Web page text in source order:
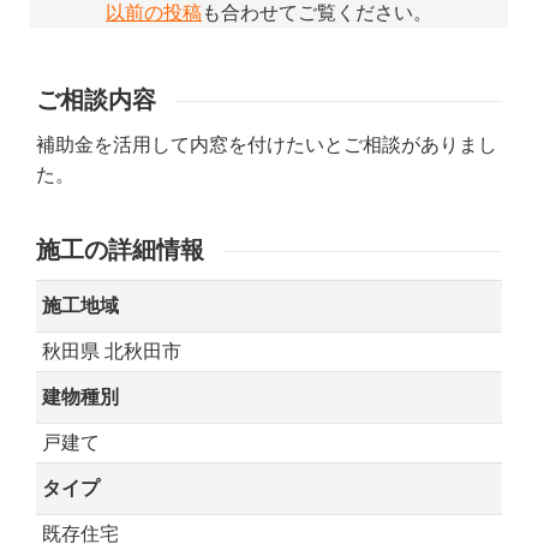
以前の投稿も合わせてご覧ください。
ご相談内容
補助金を活用して内窓を付けたいとご相談がありまし
た。
施工の詳細情報
施工地域
秋田県 北秋田市
建物種別
戸建て
タイプ
既存住宅